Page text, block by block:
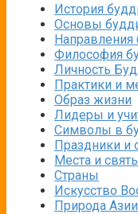
История
Основы
Направления
Философия
Личность
Практики и
Образ жизни
Лидеры и
Символы в
Праздники и
Места и
Страны
Искусство
Природа Азии